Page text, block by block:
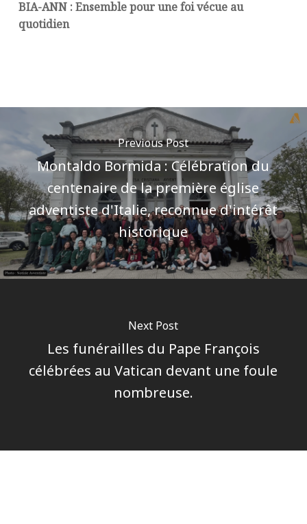
BIA-ANN : Ensemble pour une foi vécue au
quotidien
Previous Post
Montaldo Bormida : Célébration du
centenaire de la première église
adventiste d'Italie, reconnue d'intérêt
historique
Next Post
Les funérailles du Pape François
célébrées au Vatican devant une foule
nombreuse.